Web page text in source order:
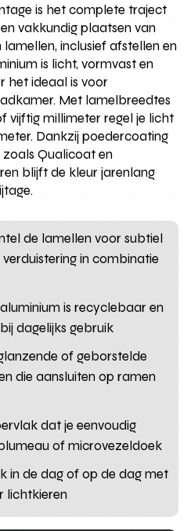
is het complete traject
vakkundig plaatsen van
inclusief afstellen en
is licht, vormvast en
het ideaal is voor
Met lamelbreedtes
vijftig millimeter regel je licht
Dankzij poedercoating
Qualicoat en
blijft de kleur jarenlang
de lamellen voor subtiel
in combinatie
is recyclebaar en
dagelijks gebruik
of geborstelde
die aansluiten op ramen
dat je eenvoudig
of microvezeldoek
in de dag of op de dag met
lichtkieren